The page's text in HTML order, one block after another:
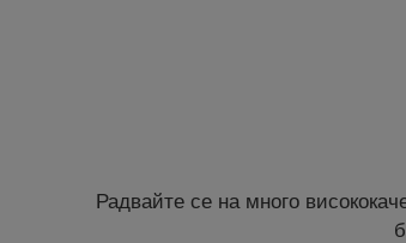
Радвайте се на много